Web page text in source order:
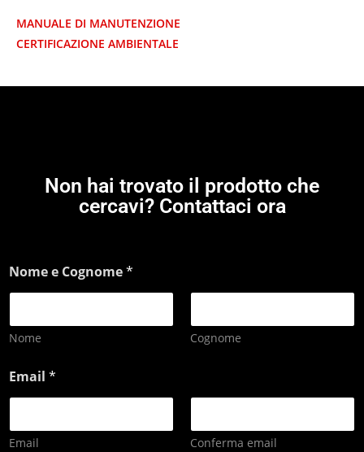
MANUALE DI MANUTENZIONE
CERTIFICAZIONE AMBIENTALE
Non hai trovato il prodotto che
cercavi? Contattaci ora
Nome e Cognome*
Nome Cognome
Email *
Email Conferma email